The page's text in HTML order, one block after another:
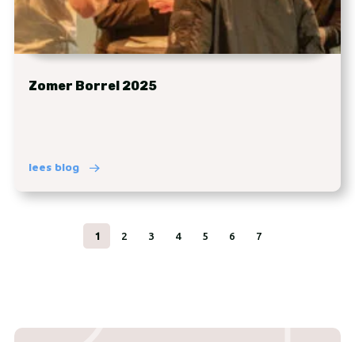
Zomer Borrel 2025
lees blog
1 2 3 4 5 6 7